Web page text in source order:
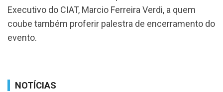
Executivo do CIAT, Marcio Ferreira Verdi, a quem
coube também proferir palestra de encerramento do
evento.
NOTÍCIAS